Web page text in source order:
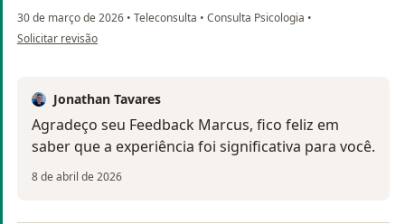
30 de março de 2026 • Teleconsulta • Consulta Psicologia •
na opinião do utilizador Marcus
Solicitar revisão
Jonathan Tavares
Agradeço seu Feedback Marcus, fico feliz em
saber que a experiência foi significativa para você.
8 de abril de 2026